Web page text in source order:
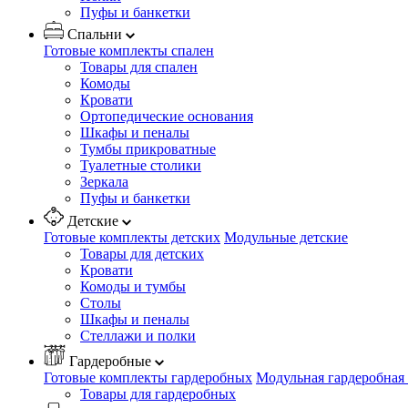
Пуфы и банкетки
Спальни
Готовые комплекты спален
Товары для спален
Комоды
Кровати
Ортопедические основания
Шкафы и пеналы
Тумбы прикроватные
Туалетные столики
Зеркала
Пуфы и банкетки
Детские
Готовые комплекты детских Модульные детские
Товары для детских
Кровати
Комоды и тумбы
Столы
Шкафы и пеналы
Стеллажи и полки
Гардеробные
Готовые комплекты гардеробных Модульная
Товары для гардеробных